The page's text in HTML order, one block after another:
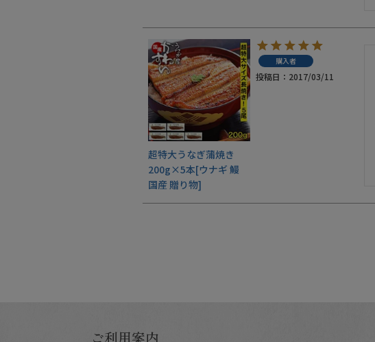
超特大うなぎ蒲焼き
200g×5本[ウナギ 鰻
国産 贈り物]
購入者
投稿日 2017/03/11
ご利用案内